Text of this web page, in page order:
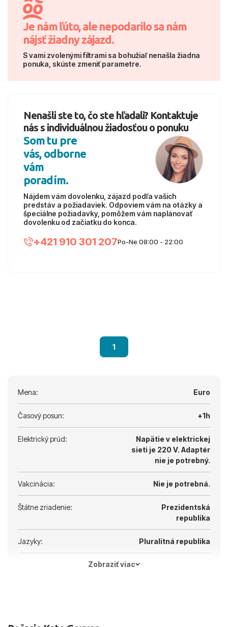
Je nám ľúto, ale nepodarilo sa nám
nájsť žiadny zájazd.
S vami zvolenými filtrami sa bohužiaľ nenašla žiadna
ponuka, skúste zmeniť parametre.
Nenašli ste to, čo ste hľadali? Kontaktuje
nás s individuálnou žiadosťou o ponuku
Som tu pre
vás, odborne
vám
poradím.
Nájdem vám dovolenku, zájazd podľa vašich
predstáv a požiadaviek. Odpoviem vám na otázky a
špeciálne požiadavky, pomôžem vám naplánovať
dovolenku od začiatku do konca.
+421 910 301 207Po-Ne 08:00 - 22:00
1
Mena: Euro
Časový posun: +1h
Elektrický prúd:
Napätie v elektrickej
sieti je 220 V. Adaptér
nie je potrebný.
Vakcinácia: Nie je potrebná.
Štátne zriadenie:
Prezidentská
republika
Jazyky: Pluralitná republika
Zobraziť viac